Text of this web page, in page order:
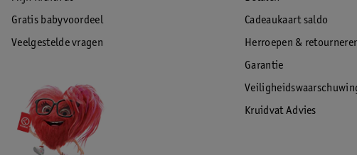
Gratis babyvoordeel
Veelgestelde vragen
Cadeaukaart saldo
Herroepen &
Garantie
Kruidvat Advies